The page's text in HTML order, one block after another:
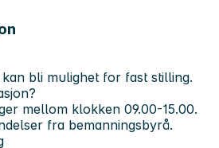
kan bli mulighet for fast stilling.
mellom klokken 09.00-15.00.
fra bemanningsbyrå.